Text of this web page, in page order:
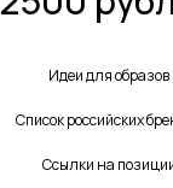
Идеи для образов
Список российских
Ссылки на